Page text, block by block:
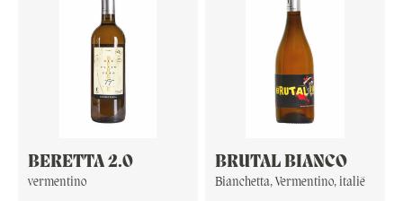
BERETTA 2.0
vermentino
BRUTAL BIANCO
Bianchetta, Vermentino, italië